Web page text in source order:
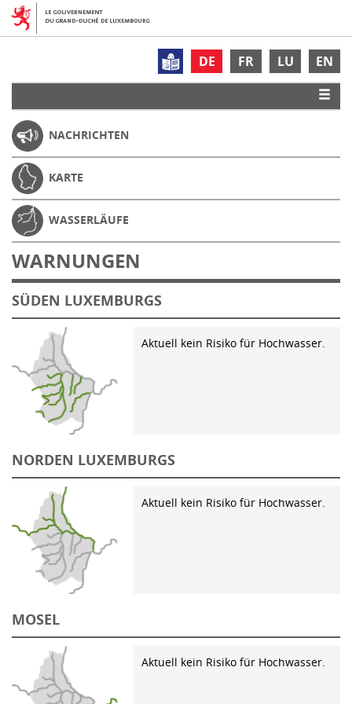
DE FR LU EN
NACHRICHTEN
KARTE
WASSERLÄUFE
WARNUNGEN
SÜDEN LUXEMBURGS
Aktuell kein Risiko für Hochwasser.
NORDEN LUXEMBURGS
Aktuell kein Risiko für Hochwasser.
MOSEL
Aktuell kein Risiko für Hochwasser.